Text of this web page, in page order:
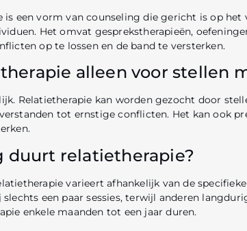
is een vorm van counseling die gericht is op
Het omvat gesprekstherapieën,
op te lossen en de band te versterken.
alleen voor stellen
Relatietherapie kan worden gezocht door
tot ernstige conflicten. Het kan ook
duurt relatietherapie?
varieert afhankelijk van de
een paar sessies, terwijl anderen
enkele maanden tot een jaar duren.